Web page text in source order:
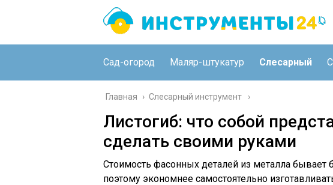
Сад-огород Маляр-штукатур Слесарный
Главная › Слесарный инструмент
Листогиб: что собой
сделать своими руками
Стоимость фасонных деталей из металла
поэтому экономнее самостоятельно